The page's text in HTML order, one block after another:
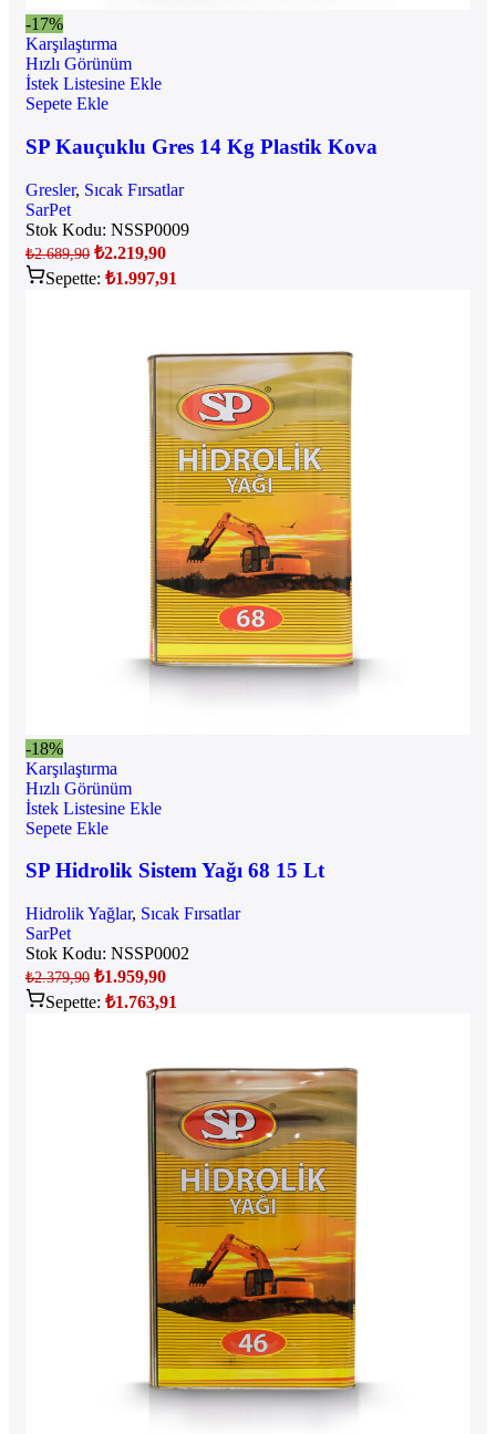
-17%
Karşılaştırma
Hızlı Görünüm
İstek Listesine Ekle
Sepete Ekle
SP Kauçuklu Gres 14 Kg Plastik Kova
Gresler, Sıcak Fırsatlar
SarPet
Stok Kodu: NSSP0009
₺2.689,90 ₺2.219,90
Sepette: ₺1.997,91
-18%
Karşılaştırma
Hızlı Görünüm
İstek Listesine Ekle
Sepete Ekle
SP Hidrolik Sistem Yağı 68 15 Lt
Hidrolik Yağlar, Sıcak Fırsatlar
SarPet
Stok Kodu: NSSP0002
₺2.379,90 ₺1.959,90
Sepette: ₺1.763,91